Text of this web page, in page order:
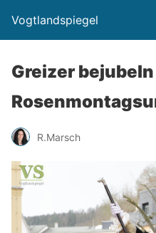
Vogtlandspiegel
Greizer
R.Marsch